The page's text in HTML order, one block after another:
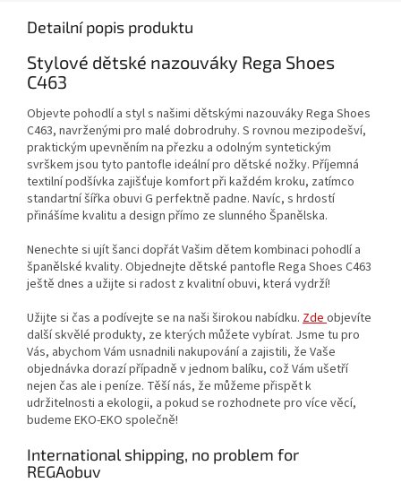
Detailní popis produktu
Stylové dětské nazouváky Rega Shoes
C463
Objevte pohodlí a styl s našimi dětskými nazouváky Rega Shoes
C463, navrženými pro malé dobrodruhy. S rovnou mezipodešví,
praktickým upevněním na přezku a odolným syntetickým
svrškem jsou tyto pantofle ideální pro dětské nožky. Příjemná
textilní podšívka zajišťuje komfort při každém kroku, zatímco
standartní šířka obuvi G perfektně padne. Navíc, s hrdostí
přinášíme kvalitu a design přímo ze slunného Španělska.
Nenechte si ujít šanci dopřát Vašim dětem kombinaci pohodlí a
španělské kvality. Objednejte dětské pantofle Rega Shoes C463
ještě dnes a užijte si radost z kvalitní obuvi, která vydrží!
Užijte si čas a podívejte se na naši širokou nabídku. Zdeobjevíte
další skvělé produkty, ze kterých můžete vybírat. Jsme tu pro
Vás, abychom Vám usnadnili nakupování a zajistili, že Vaše
objednávka dorazí případně v jednom balíku, což Vám ušetří
nejen čas ale i peníze. Těší nás, že můžeme přispět k
udržitelnosti a ekologii, a pokud se rozhodnete pro více věcí,
budeme EKO-EKO společně!
International shipping, no problem for
REGAobuv